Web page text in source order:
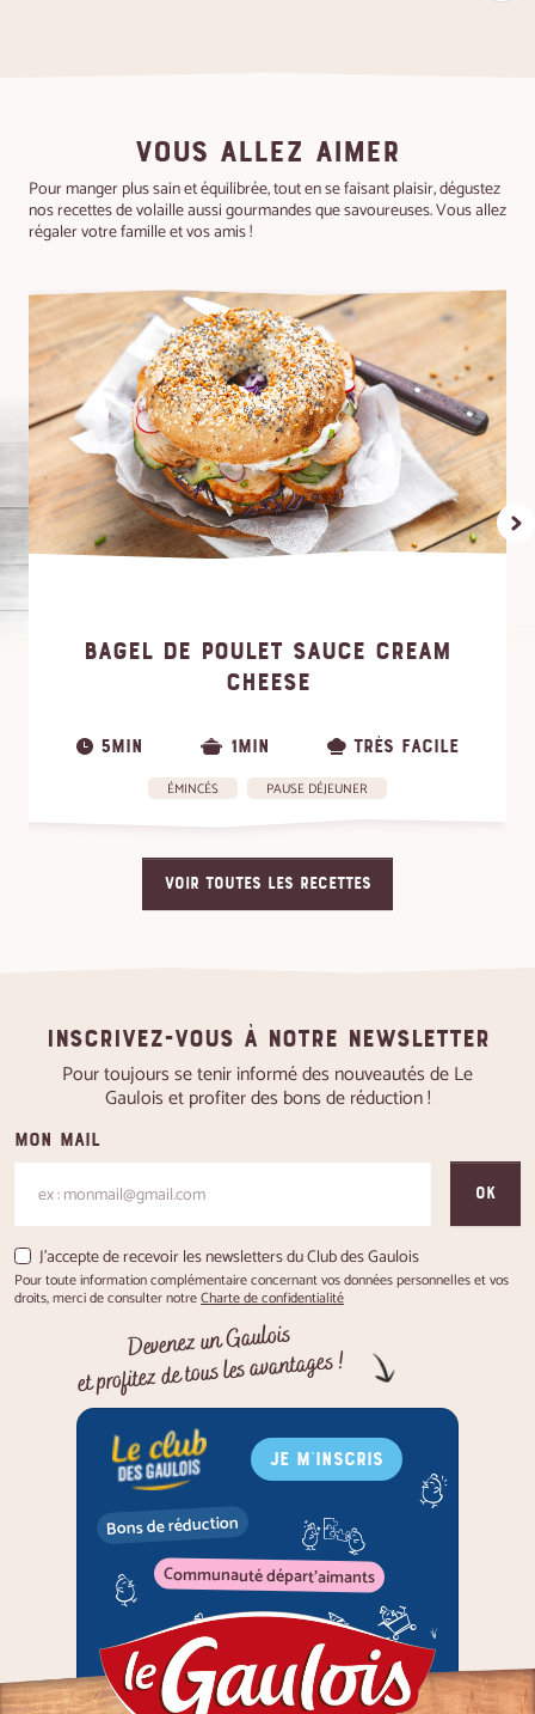
VOUS ALLEZ AIMER
Pour manger plus sain et équilibrée, tout en se faisant plaisir, dégustez
nos recettes de volaille aussi gourmandes que savoureuses. Vous allez
régaler votre famille et vos amis !
BAGEL DE POULET SAUCE CREAM
CHEESE
5MIN 1MIN TRÈS FACILE
ÉMINCÉS PAUSE DÉJEUNER
VOIR TOUTES LES RECETTES
Inscrivez-vous à notre newsletter
Pour toujours se tenir informé des nouveautés de Le
Gaulois et profiter des bons de réduction !
Mon mail
OK
J'accepte de recevoir les newsletters du Club des Gaulois
Pour toute information complémentaire concernant vos données personnelles et vos
droits, merci de consulter notreCharte de confidentialité
Devenez un Gaulois
et profitez de tous les avantages !
JE M'INSCRIS
Bons de réduction
Communauté départ'aimants